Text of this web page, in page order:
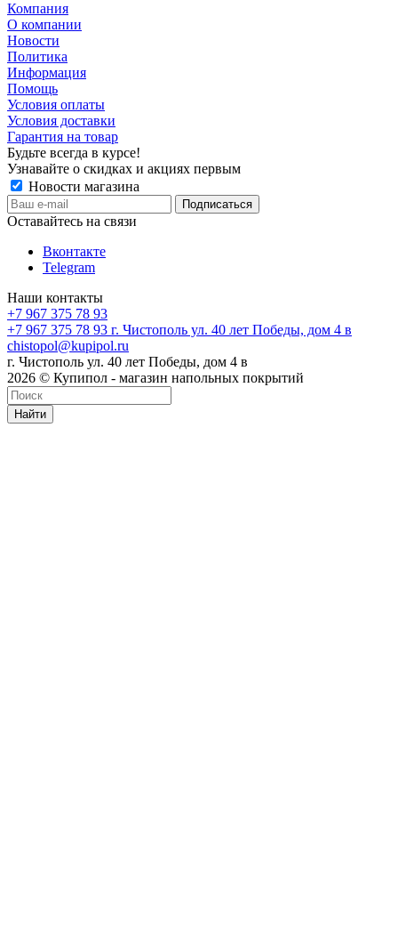
Компания
О компании
Новости
Политика
Информация
Помощь
Условия оплаты
Условия доставки
Гарантия на товар
Будьте всегда в курсе!
Узнавайте о скидках и акциях первым
Новости магазина
Оставайтесь на связи
Вконтакте
Telegram
Наши контакты
+7 967 375 78 93
+7 967 375 78 93 г. Чистополь ул. 40 лет Победы, дом 4 в
chistopol@kupipol.ru
г. Чистополь ул. 40 лет Победы, дом 4 в
2026 © Купипол - магазин напольных покрытий
Найти